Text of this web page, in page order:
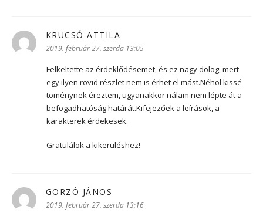
KRUCSÓ ATTILA
2019. február 27. szerda 13:05
Felkeltette az érdeklődésemet, és ez nagy dolog, mert
egy ilyen rövid részlet nem is érhet el mást.Néhol kissé
töménynek éreztem, ugyanakkor nálam nem lépte át a
befogadhatóság határát.Kifejezőek a leírások, a
karakterek érdekesek.
Gratulálok a kikerüléshez!
GORZÓ JÁNOS
2019. február 27. szerda 13:16